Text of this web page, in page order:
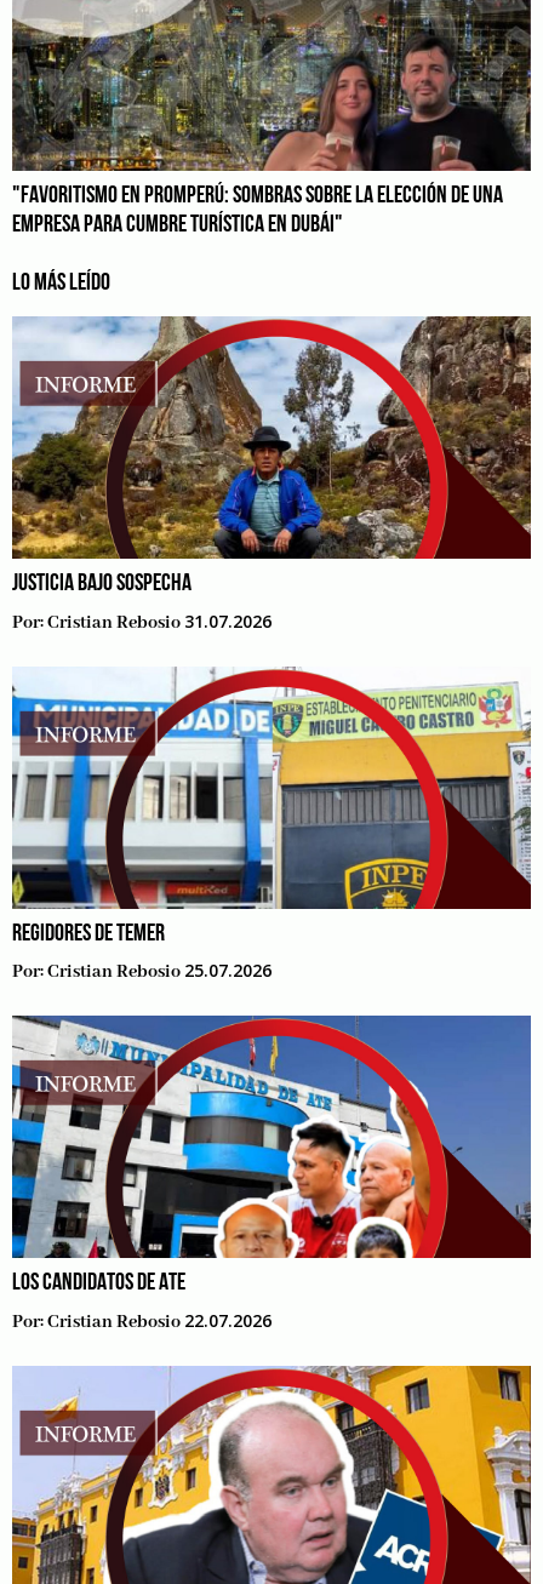
"FAVORITISMO EN PROMPERÚ: SOMBRAS SOBRE LA ELECCIÓN DE UNA
EMPRESA PARA CUMBRE TURÍSTICA EN DUBÁI"
LO MÁS LEÍDO
JUSTICIA BAJO SOSPECHA
Por:Cristian Rebosio 31.07.2026
REGIDORES DE TEMER
Por:Cristian Rebosio 25.07.2026
LOS CANDIDATOS DE ATE
Por:Cristian Rebosio 22.07.2026